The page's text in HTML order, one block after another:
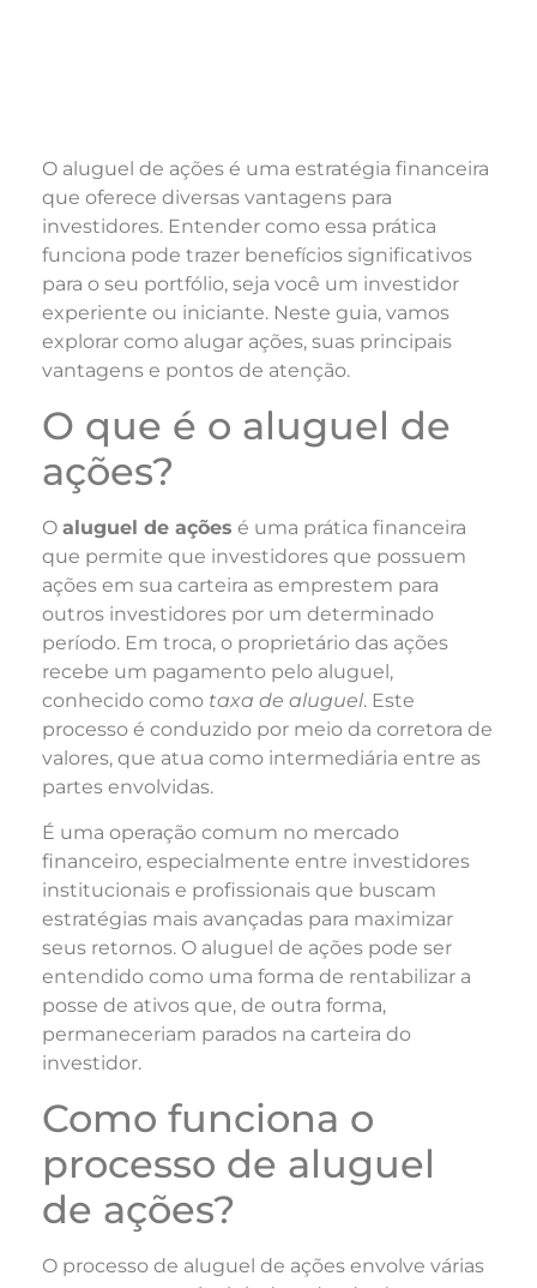
O aluguel de ações é uma estratégia financeira
que oferece diversas vantagens para
investidores. Entender como essa prática
funciona pode trazer benefícios significativos
para o seu portfólio, seja você um investidor
experiente ou iniciante. Neste guia, vamos
explorar como alugar ações, suas principais
vantagens e pontos de atenção.
O que é o aluguel de
ações?
O aluguel de ações é uma prática financeira
que permite que investidores que possuem
ações em sua carteira as emprestem para
outros investidores por um determinado
período. Em troca, o proprietário das ações
recebe um pagamento pelo aluguel,
conhecido como taxa de aluguel. Este
processo é conduzido por meio da corretora de
valores, que atua como intermediária entre as
partes envolvidas.
É uma operação comum no mercado
financeiro, especialmente entre investidores
institucionais e profissionais que buscam
estratégias mais avançadas para maximizar
seus retornos. O aluguel de ações pode ser
entendido como uma forma de rentabilizar a
posse de ativos que, de outra forma,
permaneceriam parados na carteira do
investidor.
Como funciona o
processo de aluguel
de ações?
O processo de aluguel de ações envolve várias